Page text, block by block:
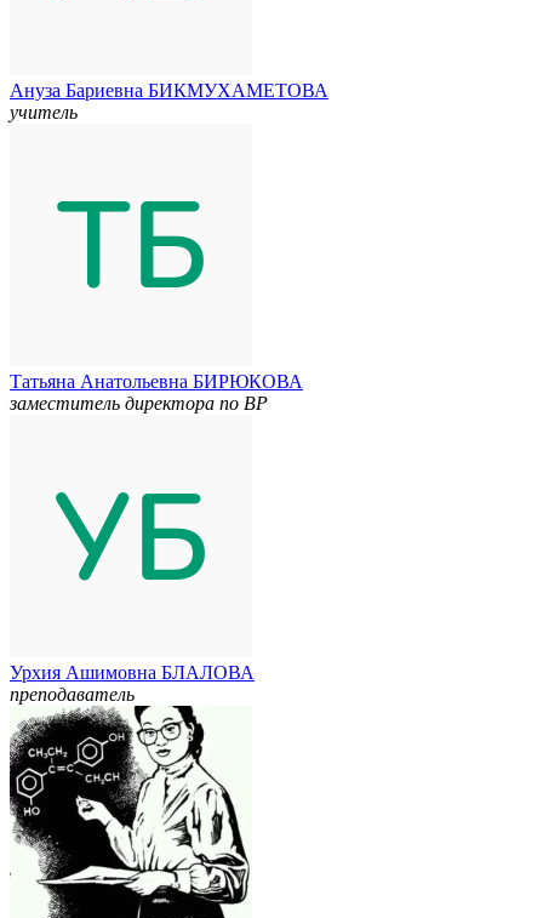
Ануза Бариевна БИКМУХАМЕТОВА
учитель
Татьяна Анатольевна БИРЮКОВА
заместитель директора по ВР
Урхия Ашимовна БЛАЛОВА
преподаватель